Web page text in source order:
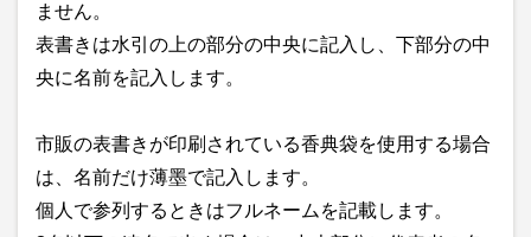
ません。
表書きは水引の上の部分の中央に記入し、下部分の中
央に名前を記入します。
市販の表書きが印刷されている香典袋を使用する場合
は、名前だけ薄墨で記入します。
個人で参列するときはフルネームを記載します。